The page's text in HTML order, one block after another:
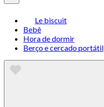
Le biscuit
Bebê
Hora de dormir
Berço e cercado portátil